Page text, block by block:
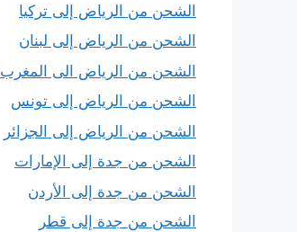
الشحن من الرياض إلى تركيا
الشحن من الرياض إلى لبنان
الشحن من الرياض الى المغرب
الشحن من الرياض إلى تونس
الشحن من الرياض إلى الجزائر
الشحن من جدة إلى الإمارات
الشحن من جدة إلى الأردن
الشحن من جدة إلى قطر